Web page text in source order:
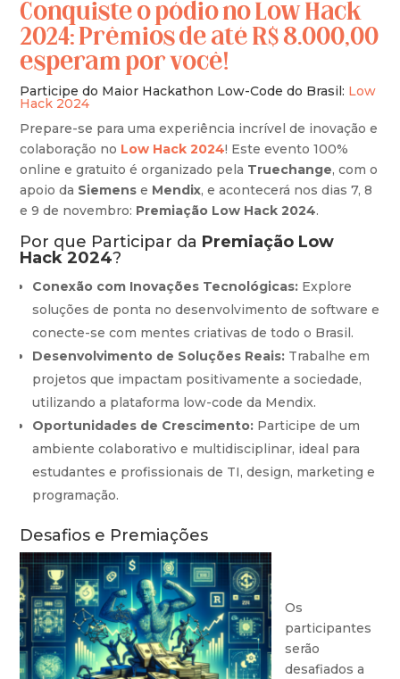
Conquiste o pódio no Low Hack
2024: Prêmios de até R$ 8.000,00
esperam por você!
Participe do Maior Hackathon Low-Code do Brasil: Low
Hack 2024
Prepare-se para uma experiência incrível de inovação e
colaboração no Low Hack 2024! Este evento 100%
online e gratuito é organizado pela Truechange, com o
apoio da Siemens e Mendix, e acontecerá nos dias 7, 8
e 9 de novembro: Premiação Low Hack 2024.
Por que Participar da Premiação Low
Hack 2024?
Conexão com Inovações Tecnológicas: Explore
soluções de ponta no desenvolvimento de software e
conecte-se com mentes criativas de todo o Brasil.
Desenvolvimento de Soluções Reais: Trabalhe em
projetos que impactam positivamente a sociedade,
utilizando a plataforma low-code da Mendix.
Oportunidades de Crescimento: Participe de um
ambiente colaborativo e multidisciplinar, ideal para
estudantes e profissionais de TI, design, marketing e
programação.
Desafios e Premiações
Os
participantes
serão
desafiados a